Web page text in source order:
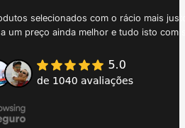
selecionados com o rácio mais
um preço ainda melhor e tudo isto